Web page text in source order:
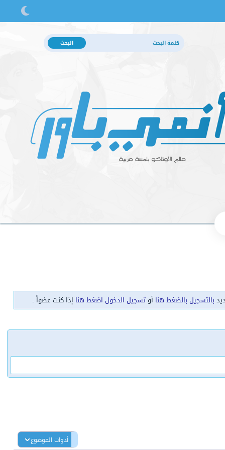
بالتسجيل بالضغط هنا أوتسجيل الدخول اضغط هنا إذا كنت عضواً .
أدوات الموضوع